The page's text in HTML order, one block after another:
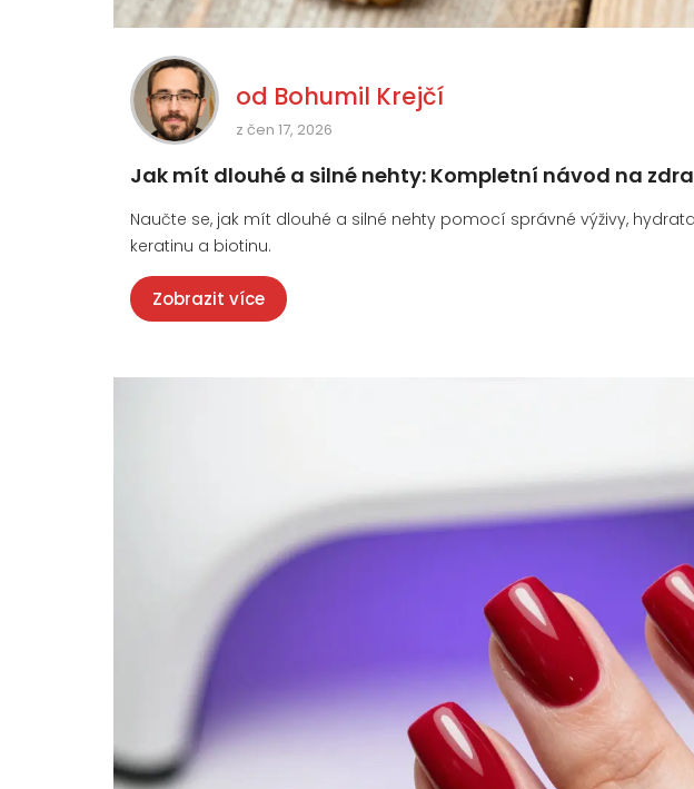
od Bohumil Krejčí
z čen 17, 2026
Jak mít dlouhé a silné nehty: Kompletní návod na
Naučte se, jak mít dlouhé a silné nehty pomocí správné výživy,
keratinu a biotinu.
Zobrazit více